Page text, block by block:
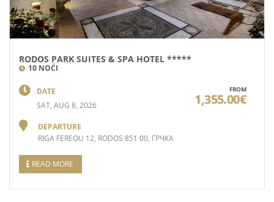
RODOS PARK SUITES & SPA HOTEL *****
10 NOĆI
DATE
SAT, AUG 8, 2026
DEPARTURE
RIGA FEREOU 12, RODOS 851 00, ГРЧКА
FROM
1,355.00€
READ MORE